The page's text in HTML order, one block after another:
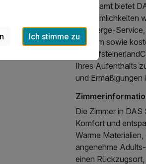
Insgesamt bietet
Concierge-
Skiraum sowie
der
Ihres Aufenthalts
und Ermäßigungen
Die Zimmer in
Komfort und
Warme
angenehme
einen
Ich stimme zu